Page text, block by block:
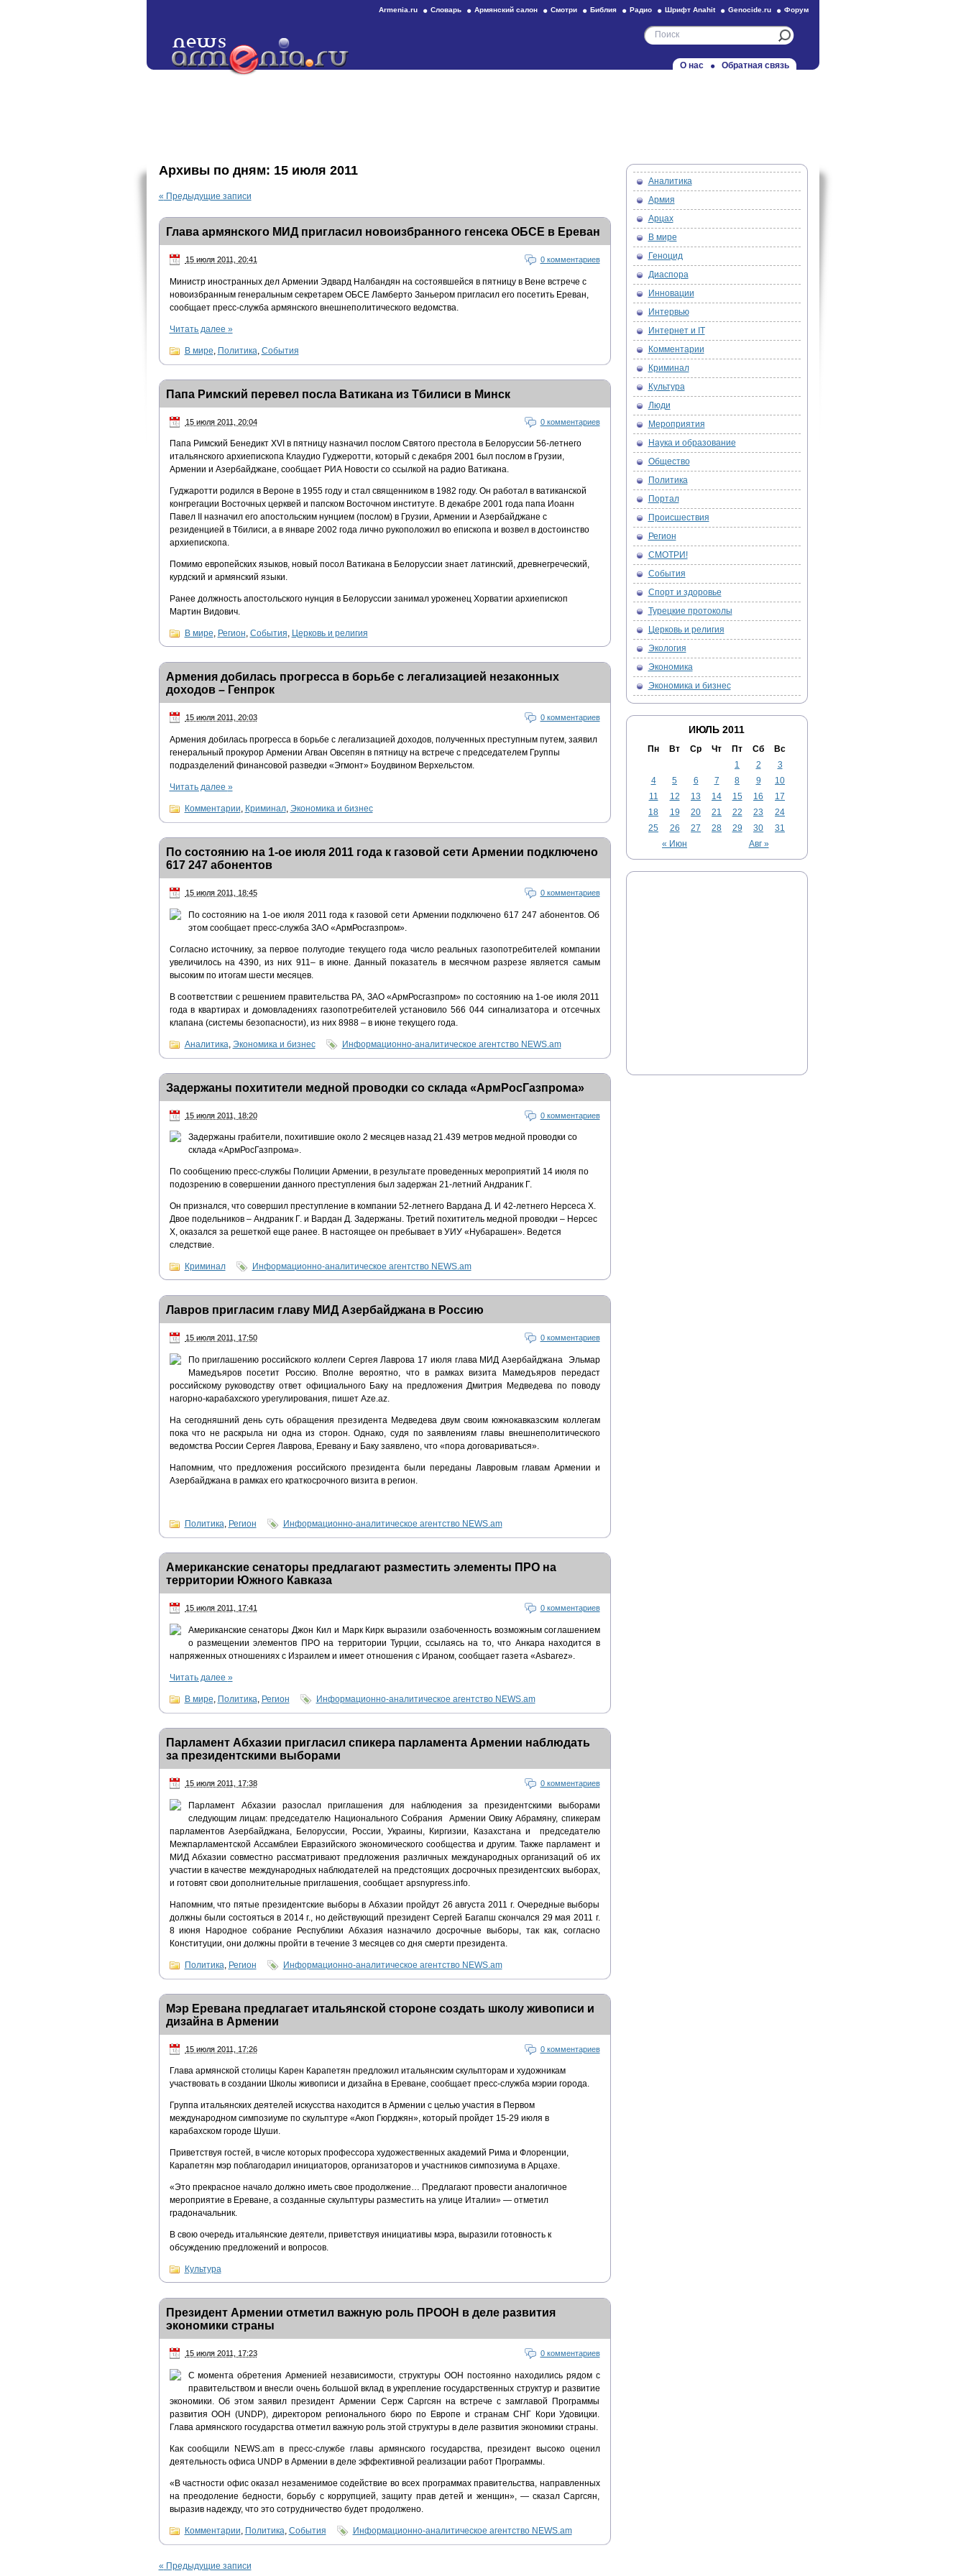
Armenia.ru Словарь Армянский салон Смотри Библия Радио Шрифт Anahit Genocide.ru Форум
О нас Обратная связь
Архивы по дням: 15 июля 2011
« Предыдущие записи
Глава армянского МИД пригласил новоизбранного генсека ОБСЕ в Ереван
15 июля 2011, 20:41 0 комментариев
Министр иностранных дел Армении Эдвард Налбандян на состоявшейся в пятницу в Вене встрече с
новоизбранным генеральным секретарем ОБСЕ Ламберто Заньером пригласил его посетить Ереван,
сообщает пресс-служба армянского внешнеполитического ведомства.
Читать далее »
В мире Политика События
Папа Римский перевел посла Ватикана из Тбилиси в Минск
15 июля 2011, 20:04 0 комментариев
Папа Римский Бенедикт XVI в пятницу назначил послом Святого престола в Белоруссии 56-летнего
итальянского архиепископа Клаудио Гуджеротти, который с декабря 2001 был послом в Грузии,
Армении и Азербайджане, сообщает РИА Новости со ссылкой на радио Ватикана.
Гуджаротти родился в Вероне в 1955 году и стал священником в 1982 году. Он работал в ватиканской
конгрегации Восточных церквей и папском Восточном институте. В декабре 2001 года папа Иоанн
Павел II назначил его апостольским нунцием (послом) в Грузии, Армении и Азербайджане с
резиденцией в Тбилиси, а в январе 2002 года лично рукоположил во епископа и возвел в достоинство
архиепископа.
Помимо европейских языков, новый посол Ватикана в Белоруссии знает латинский, древнегреческий,
курдский и армянский языки.
Ранее должность апостольского нунция в Белоруссии занимал уроженец Хорватии архиепископ
Мартин Видович.
В мире, Регион, События, Церковь и религия
Армения добилась прогресса в борьбе с легализацией незаконных
доходов – Генпрок
15 июля 2011, 20:03 0 комментариев
Армения добилась прогресса в борьбе с легализацией доходов, полученных преступным путем, заявил
генеральный прокурор Армении Агван Овсепян в пятницу на встрече с председателем Группы
подразделений финансовой разведки «Эгмонт» Боудвином Верхельстом.
Читать далее »
Комментарии, Криминал, Экономика и бизнес
По состоянию на 1-ое июля 2011 года к газовой сети Армении подключено
617 247 абонентов
15 июля 2011, 18:45 0 комментариев
По состоянию на 1-ое июля 2011 года к газовой сети Армении подключено 617 247 абонентов. Об
этом сообщает пресс-служба ЗАО «АрмРосгазпром».
Согласно источнику, за первое полугодие текущего года число реальных газопотребителей компании
увеличилось на 4390, из них 911– в июне. Данный показатель в месячном разрезе является самым
высоким по итогам шести месяцев.
В соответствии с решением правительства РА, ЗАО «АрмРосгазпром» по состоянию на 1-ое июля 2011
года в квартирах и домовладениях газопотребителей установило 566 044 сигнализатора и отсечных
клапана (системы безопасности), из них 8988 – в июне текущего года.
Аналитика Экономика и бизнес Информационно-аналитическое агентство NEWS.am
Задержаны похитители медной проводки со склада «АрмРосГазпрома»
15 июля 2011, 18:20 0 комментариев
Задержаны грабители, похитившие около 2 месяцев назад 21.439 метров медной проводки со
склада «АрмРосГазпрома».
По сообщению пресс-службы Полиции Армении, в результате проведенных мероприятий 14 июля по
подозрению в совершении данного преступления был задержан 21-летний Андраник Г.
Он признался, что совершил преступление в компании 52-летнего Вардана Д. И 42-летнего Нерсеса Х.
Двое подельников – Андраник Г. и Вардан Д. Задержаны. Третий похититель медной проводки – Нерсес
Х, оказался за решеткой еще ранее. В настоящее он пребывает в УИУ «Нубарашен». Ведется
следствие.
Криминал Информационно-аналитическое агентство NEWS.am
Лавров пригласим главу МИД Азербайджана в Россию
15 июля 2011, 17:50 0 комментариев
По приглашению российского коллеги Сергея Лаврова 17 июля глава МИД Азербайджана Эльмар
Мамедъяров посетит Россию. Вполне вероятно, что в рамках визита Мамедъяров передаст
российскому руководству ответ официального Баку на предложения Дмитрия Медведева по поводу
нагорно-карабахского урегулирования, пишет Aze.az.
На сегодняшний день суть обращения президента Медведева двум своим южнокавказским коллегам
пока что не раскрыла ни одна из сторон. Однако, судя по заявлениям главы внешнеполитического
ведомства России Сергея Лаврова, Еревану и Баку заявлено, что «пора договариваться».
Напомним, что предложения российского президента были переданы Лавровым главам Армении и
Азербайджана в рамках его краткосрочного визита в регион.
Политика, Регион Информационно-аналитическое агентство NEWS.am
Американские сенаторы предлагают разместить элементы ПРО на
территории Южного Кавказа
15 июля 2011, 17:41 0 комментариев
Американские сенаторы Джон Кил и Марк Кирк выразили озабоченность возможным соглашением
о размещении элементов ПРО на территории Турции, ссылаясь на то, что Анкара находится в
напряженных отношениях с Израилем и имеет отношения с Ираном, сообщает газета «Asbarez».
Читать далее »
В мире, Политика, Регион Информационно-аналитическое агентство NEWS.am
Парламент Абхазии пригласил спикера парламента Армении наблюдать
за президентскими выборами
15 июля 2011, 17:38 0 комментариев
Парламент Абхазии разослал приглашения для наблюдения за президентскими выборами
следующим лицам: председателю Национального Собрания Армении Овику Абрамяну, спикерам
парламентов Азербайджана, Белоруссии, России, Украины, Киргизии, Казахстана и председателю
Межпарламентской Ассамблеи Евразийского экономического сообщества и другим. Также парламент и
МИД Абхазии совместно рассматривают предложения различных международных организаций об их
участии в качестве международных наблюдателей на предстоящих досрочных президентских выборах,
и готовят свои дополнительные приглашения, сообщает apsnypress.info.
Напомним, что пятые президентские выборы в Абхазии пройдут 26 августа 2011 г. Очередные выборы
должны были состояться в 2014 г., но действующий президент Сергей Багапш скончался 29 мая 2011 г.
8 июня Народное собрание Республики Абхазия назначило досрочные выборы, так как, согласно
Конституции, они должны пройти в течение 3 месяцев со дня смерти президента.
Политика Регион Информационно-аналитическое агентство NEWS.am
Мэр Еревана предлагает итальянской стороне создать школу живописи и
дизайна в Армении
15 июля 2011, 17:26 0 комментариев
Глава армянской столицы Карен Карапетян предложил итальянским скульпторам и художникам
участвовать в создании Школы живописи и дизайна в Ереване, сообщает пресс-служба мэрии города.
Группа итальянских деятелей искусства находится в Армении с целью участия в Первом
международном симпозиуме по скульптуре «Акоп Гюрджян», который пройдет 15-29 июля в
карабахском городе Шуши.
Приветствуя гостей, в числе которых профессора художественных академий Рима и Флоренции,
Карапетян мэр поблагодарил инициаторов, организаторов и участников симпозиума в Арцахе.
«Это прекрасное начало должно иметь свое продолжение… Предлагают провести аналогичное
мероприятие в Ереване, а созданные скульптуры разместить на улице Италии» — отметил
градоначальник.
В свою очередь итальянские деятели, приветствуя инициативы мэра, выразили готовность к
обсуждению предложений и вопросов.
Культура
Президент Армении отметил важную роль ПРООН в деле развития
экономики страны
15 июля 2011, 17:23 0 комментариев
С момента обретения Арменией независимости, структуры ООН постоянно находились рядом с
правительством и внесли очень большой вклад в укрепление государственных структур и развитие
экономики. Об этом заявил президент Армении Серж Саргсян на встрече с замглавой Программы
развития ООН (UNDP), директором регионального бюро по Европе и странам СНГ Кори Удовицки.
Глава армянского государства отметил важную роль этой структуры в деле развития экономики страны.
Как сообщили NEWS.am в пресс-службе главы армянского государства, президент высоко оценил
деятельность офиса UNDP в Армении в деле эффективной реализации работ Программы.
«В частности офис оказал незаменимое содействие во всех программах правительства, направленных
на преодоление бедности, борьбу с коррупцией, защиту прав детей и женщин», — сказал Саргсян,
выразив надежду, что это сотрудничество будет продолжено.
Комментарии, Политика, События Информационно-аналитическое агентство NEWS.am
« Предыдущие записи
Аналитика
Армия
Арцах
В мире
Геноцид
Диаспора
Инновации
Интервью
Интернет и IT
Комментарии
Криминал
Культура
Люди
Мероприятия
Наука и образование
Общество
Политика
Портал
Происшествия
Регион
СМОТРИ!
События
Спорт и здоровье
Турецкие протоколы
Церковь и религия
Экология
Экономика
Экономика и бизнес
ИЮЛЬ 2011
Пн Вт Ср Чт Пт Сб Вс
« Июн Авг »
1 2
3
4
5 6 7 8 9
10
11
12 13 14 15 16
17
18
19 20 21 22 23
24
25
26 27 28 29 30 31